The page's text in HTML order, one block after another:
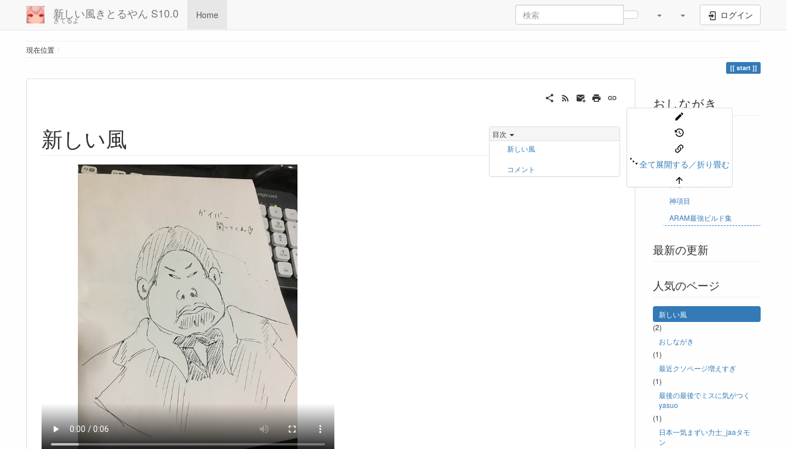
新しい風きとるやん S10.0
きてるよ Home ログイン
現在位置
start
全て展開する／折り畳む
目次
新しい風
コメント
新しい風
おしながき
めも
ゲーム
ゴミ項目
新しい風
神項目
ARAM最強ビルド集
最新の更新
人気のページ
新しい風
(2)
おしながき
(1)
最近クソページ増えすぎ
(1)
最後の最後でミスに気がつく
yasuo
(1)
日本一気まずい力士_jaaタモ
ン